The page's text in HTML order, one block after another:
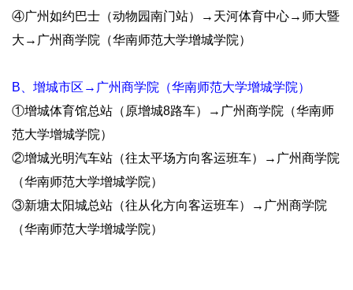
学
研
产
教
融
合
④广州如约巴士（动物园南门站）→天河体育中心→师大暨
大→广州商学院（华南师范大学增城学院）
B、增城市区→广州商学院（华南师范大学增城学院）
①增城体育馆总站（原增城8路车）→广州商学院（华南师
范大学增城学院）
②增城光明汽车站（往太平场方向客运班车）→广州商学院
（华南师范大学增城学院）
③新塘太阳城总站（往从化方向客运班车）→广州商学院
（华南师范大学增城学院）